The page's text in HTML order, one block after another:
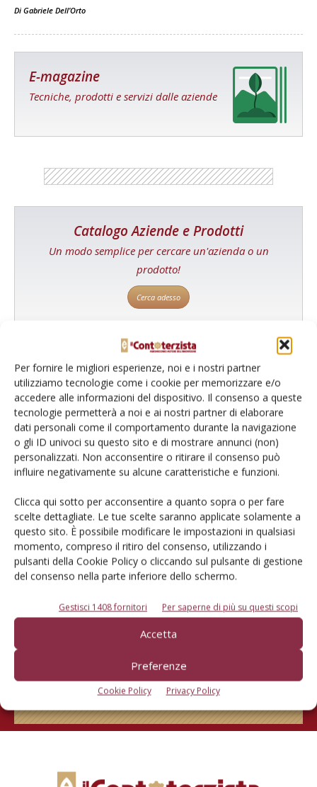
Per fornire le migliori esperienze, noi e i nostri partner
utilizziamo tecnologie come i cookie per memorizzare e/o
accedere alle informazioni del dispositivo. Il consenso a queste
tecnologie permetterà a noi e ai nostri partner di elaborare
dati personali come il comportamento durante la navigazione
o gli ID univoci su questo sito e di mostrare annunci (non)
personalizzati. Non acconsentire o ritirare il consenso può
influire negativamente su alcune caratteristiche e funzioni.
Clicca qui sotto per acconsentire a quanto sopra o per fare
scelte dettagliate. Le tue scelte saranno applicate solamente a
questo sito. È possibile modificare le impostazioni in qualsiasi
momento, compreso il ritiro del consenso, utilizzando i
pulsanti della Cookie Policy o cliccando sul pulsante di gestione
del consenso nella parte inferiore dello schermo.
Gestisci 1408 fornitori Per saperne di più su questi scopi
Accetta
Preferenze
Cookie Policy Privacy Policy
Di Gabriele Dell’Orto
E-magazine
Tecniche, prodotti e servizi dalle aziende
Catalogo Aziende e Prodotti
Un modo semplice per cercare un'azienda o un
prodotto!
Cerca adesso
L'Esperto risponde
I consigli di Terra e Vita agli agricoltori
Cerca adesso
Rimani aggiornato sul mondo
Iscriviti alle nostre newsletter